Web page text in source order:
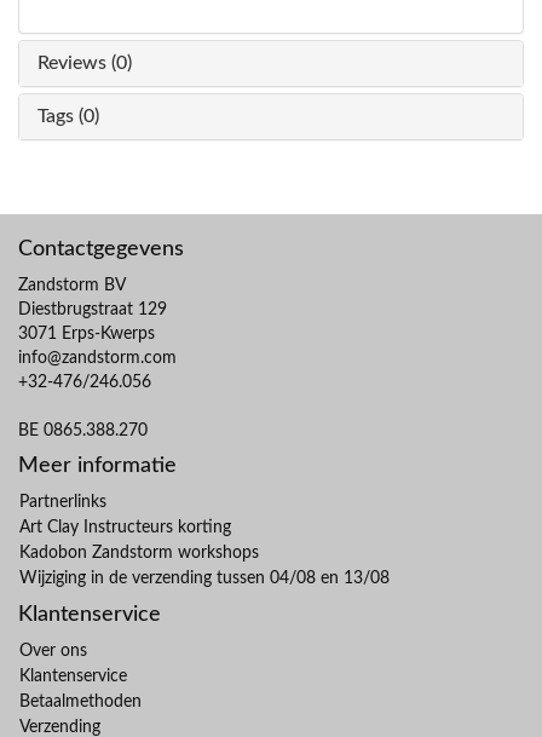
Reviews (0)
Tags (0)
Contactgegevens
Zandstorm BV
Diestbrugstraat 129
3071 Erps-Kwerps
info@zandstorm.com
+32-476/246.056
BE 0865.388.270
Meer informatie
Partnerlinks
Art Clay Instructeurs korting
Kadobon Zandstorm workshops
Wijziging in de verzending tussen 04/08 en 13/08
Klantenservice
Over ons
Klantenservice
Betaalmethoden
Verzending